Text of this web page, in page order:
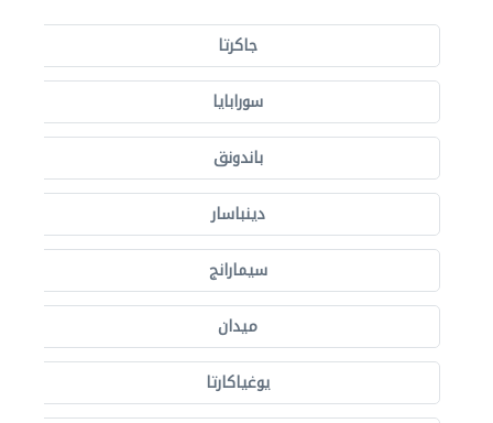
جاكرتا
سورابايا
باندونق
دينباسار
سيمارانج
ميدان
يوغياكارتا